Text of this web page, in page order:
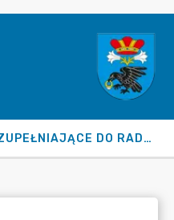
WYBORY UZUPEŁNIAJĄCE DO RADY GMINY 2026